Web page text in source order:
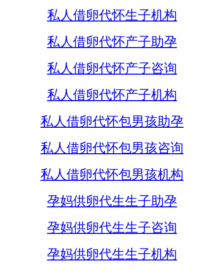
私人借卵代怀生子机构
私人借卵代怀产子助孕
私人借卵代怀产子咨询
私人借卵代怀产子机构
私人借卵代怀包男孩助孕
私人借卵代怀包男孩咨询
私人借卵代怀包男孩机构
孕妈供卵代生生子助孕
孕妈供卵代生生子咨询
孕妈供卵代生生子机构